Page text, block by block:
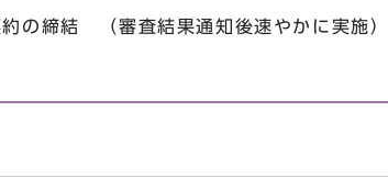
結 （審査結果通知後速